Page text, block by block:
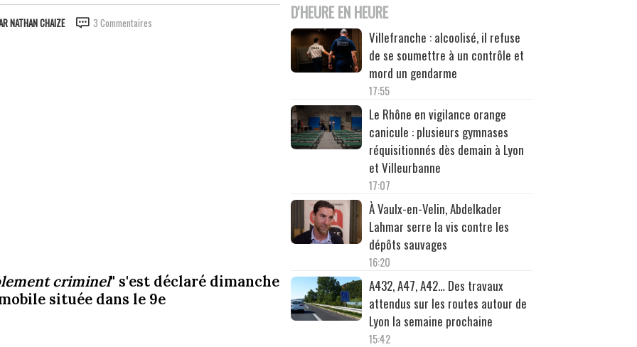
NATHAN CHAIZE 3 Commentaires
criminel" s'est déclaré dimanche
située dans le 9e
D'HEURE EN HEURE
Villefranche : alcoolisé, il refuse
de se soumettre à un contrôle et
mord un gendarme
17:55
Le Rhône en vigilance orange
canicule : plusieurs gymnases
réquisitionnés dès demain à Lyon
et Villeurbanne
17:07
À Vaulx-en-Velin, Abdelkader
Lahmar serre la vis contre les
dépôts sauvages
16:20
A432, A47, A42… Des travaux
attendus sur les routes autour de
Lyon la semaine prochaine
15:42